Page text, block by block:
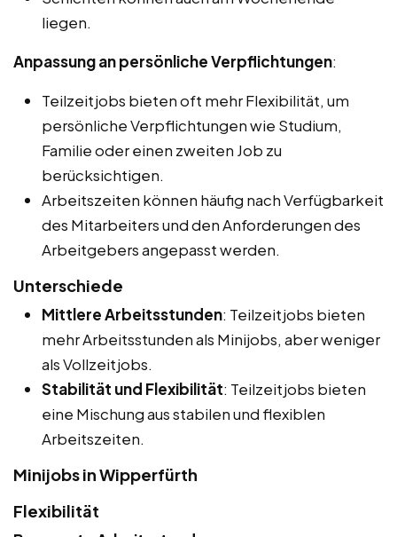
liegen.
Anpassung an persönliche Verpflichtungen:
Teilzeitjobs bieten oft mehr Flexibilität, um
persönliche Verpflichtungen wie Studium,
Familie oder einen zweiten Job zu
berücksichtigen.
Arbeitszeiten können häufig nach Verfügbarkeit
des Mitarbeiters und den Anforderungen des
Arbeitgebers angepasst werden.
Unterschiede
Mittlere Arbeitsstunden: Teilzeitjobs bieten
mehr Arbeitsstunden als Minijobs, aber weniger
als Vollzeitjobs.
Stabilität und Flexibilität: Teilzeitjobs bieten
eine Mischung aus stabilen und flexiblen
Arbeitszeiten.
Minijobs in Wipperfürth
Flexibilität